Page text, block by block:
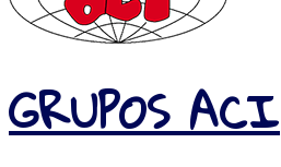
GRUPOS ACI